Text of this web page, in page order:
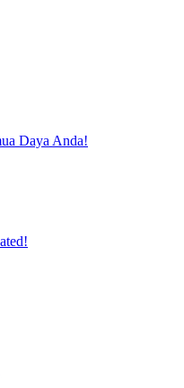
Daya Anda!